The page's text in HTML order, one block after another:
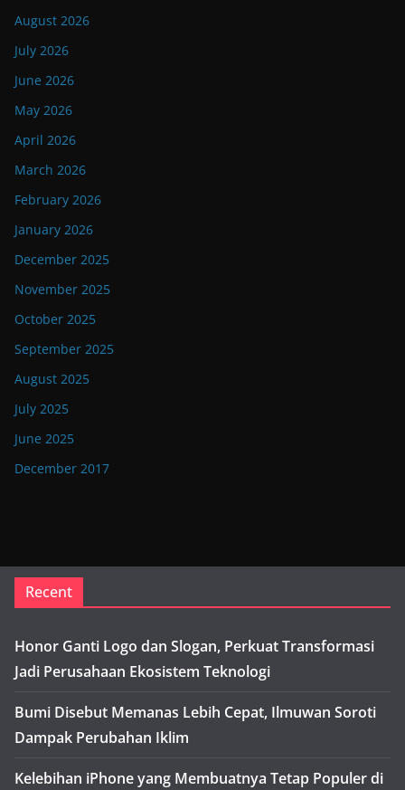
August 2026
July 2026
June 2026
May 2026
April 2026
March 2026
February 2026
January 2026
December 2025
November 2025
October 2025
September 2025
August 2025
July 2025
June 2025
December 2017
Recent
Honor Ganti Logo dan Slogan, Perkuat Transformasi
Jadi Perusahaan Ekosistem Teknologi
Bumi Disebut Memanas Lebih Cepat, Ilmuwan Soroti
Dampak Perubahan Iklim
Kelebihan iPhone yang Membuatnya Tetap Populer di